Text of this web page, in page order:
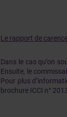
Le rapport de
Dans le cas qu’on
Ensuite, le
Pour plus
brochure ICCI n°